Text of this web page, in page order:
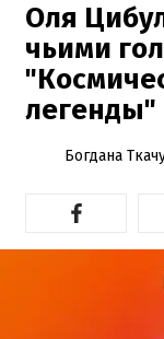
Оля
чьими
легенды"
Богдана